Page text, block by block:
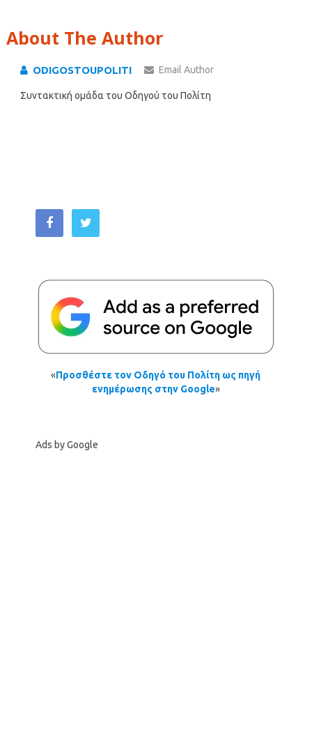
About The Author
ODIGOSTOUPOLITI Email Author
Συντακτική ομάδα του Οδηγού του Πολίτη
«Προσθέστε τον Οδηγό του Πολίτη ως πηγή
ενημέρωσης στην Google»
Ads by Google